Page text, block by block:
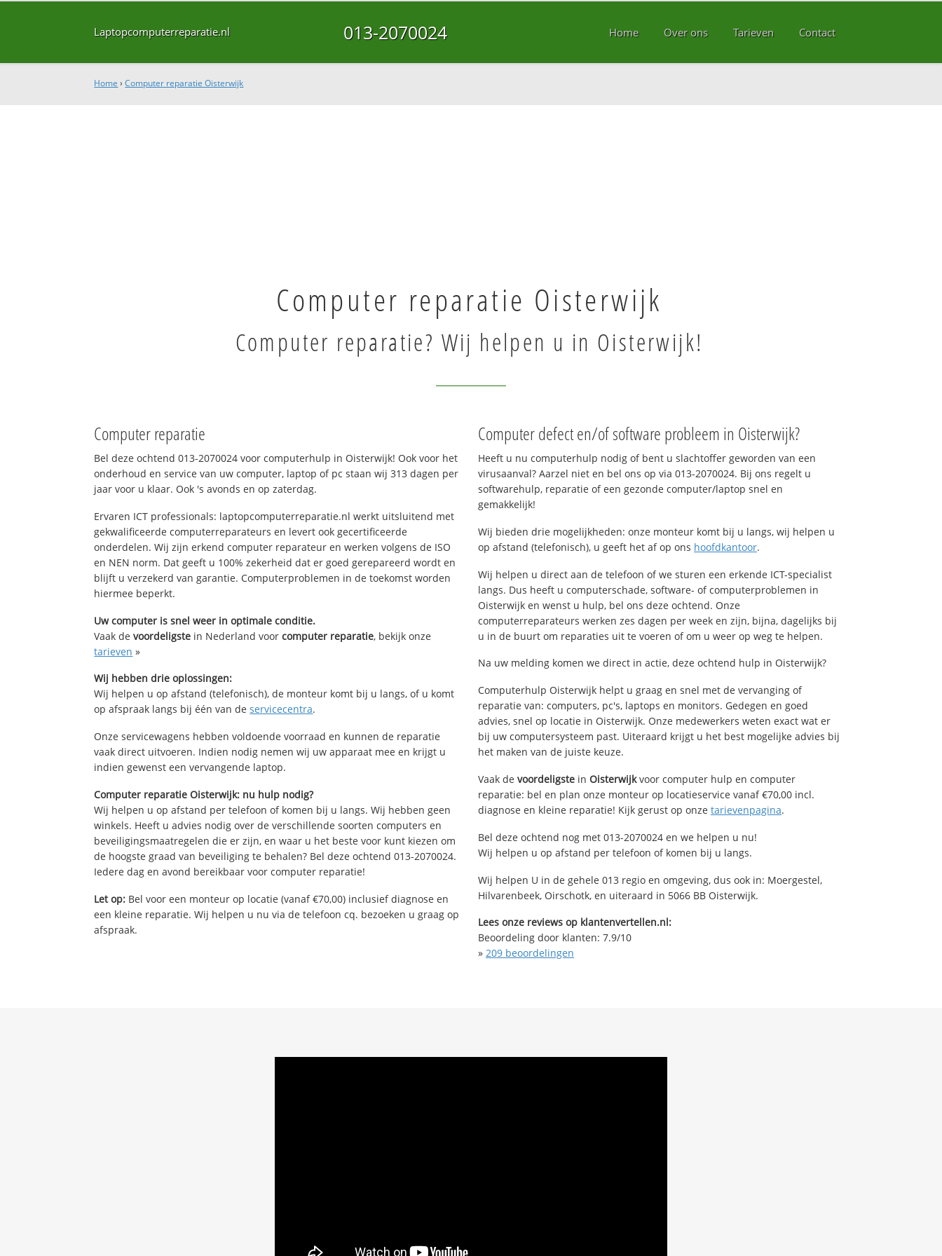
Laptopcomputerreparatie.nl 013-2070024 Home Over ons Tarieven Contact
Home ›Computer reparatie Oisterwijk
Computer reparatie Oisterwijk
Computer reparatie? Wij helpen u in Oisterwijk!
Computer reparatie
Bel deze ochtend 013-2070024 voor computerhulp in Oisterwijk! Ook voor het
onderhoud en service van uw computer, laptop of pc staan wij 313 dagen per
jaar voor u klaar. Ook 's avonds en op zaterdag.
Ervaren ICT professionals: laptopcomputerreparatie.nl werkt uitsluitend met
gekwalificeerde computerreparateurs en levert ook gecertificeerde
onderdelen. Wij zijn erkend computer reparateur en werken volgens de ISO
en NEN norm. Dat geeft u 100% zekerheid dat er goed gerepareerd wordt en
blijft u verzekerd van garantie. Computerproblemen in de toekomst worden
hiermee beperkt.
Uw computer is snel weer in optimale conditie.
Vaak devoordeligste in Nederland voorcomputer reparatie, bekijk onze
tarieven »
Wij hebben drie oplossingen:
Wij helpen u op afstand (telefonisch), de monteur komt bij u langs, of u komt
op afspraak langs bij één van deservicecentra.
Onze servicewagens hebben voldoende voorraad en kunnen de reparatie
vaak direct uitvoeren. Indien nodig nemen wij uw apparaat mee en krijgt u
indien gewenst een vervangende laptop.
Computer reparatie Oisterwijk: nu hulp nodig?
Wij helpen u op afstand per telefoon of komen bij u langs. Wij hebben geen
winkels. Heeft u advies nodig over de verschillende soorten computers en
beveiligingsmaatregelen die er zijn, en waar u het beste voor kunt kiezen om
de hoogste graad van beveiliging te behalen? Bel deze ochtend 013-2070024.
Iedere dag en avond bereikbaar voor computer reparatie!
Let op: Bel voor een monteur op locatie (vanaf €70,00) inclusief diagnose en
een kleine reparatie. Wij helpen u nu via de telefoon cq. bezoeken u graag op
afspraak.
Computer defect en/of software probleem in Oisterwijk?
Heeft u nu computerhulp nodig of bent u slachtoffer geworden van een
virusaanval? Aarzel niet en bel ons op via 013-2070024. Bij ons regelt u
softwarehulp, reparatie of een gezonde computer/laptop snel en
gemakkelijk!
Wij bieden drie mogelijkheden: onze monteur komt bij u langs, wij helpen u
op afstand (telefonisch), u geeft het af op ons hoofdkantoor.
Wij helpen u direct aan de telefoon of we sturen een erkende ICT-specialist
langs. Dus heeft u computerschade, software- of computerproblemen in
Oisterwijk en wenst u hulp, bel ons deze ochtend. Onze
computerreparateurs werken zes dagen per week en zijn, bijna, dagelijks bij
u in de buurt om reparaties uit te voeren of om u weer op weg te helpen.
Na uw melding komen we direct in actie, deze ochtend hulp in Oisterwijk?
Computerhulp Oisterwijk helpt u graag en snel met de vervanging of
reparatie van: computers, pc's, laptops en monitors. Gedegen en goed
advies, snel op locatie in Oisterwijk. Onze medewerkers weten exact wat er
bij uw computersysteem past. Uiteraard krijgt u het best mogelijke advies bij
het maken van de juiste keuze.
Vaak de voordeligste in Oisterwijkvoor computer hulp en computer
reparatie: bel en plan onze monteur op locatieservice vanaf €70,00 incl.
diagnose en kleine reparatie! Kijk gerust op onze tarievenpagina.
Bel deze ochtend nog met 013-2070024 en we helpen u nu!
Wij helpen u op afstand per telefoon of komen bij u langs.
Wij helpen U in de gehele 013 regio en omgeving, dus ook in: Moergestel,
Hilvarenbeek, Oirschotk, en uiteraard in 5066 BB Oisterwijk.
Lees onze reviews op klantenvertellen.nl:
Beoordeling door klanten: 7.9/10
» 209 beoordelingen